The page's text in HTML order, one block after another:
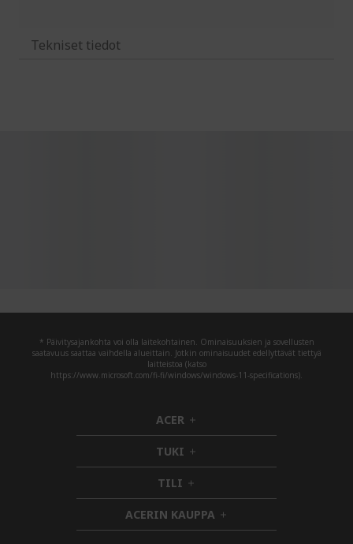
Tekniset tiedot
* Päivitysajankohta voi olla laitekohtainen. Ominaisuuksien ja sovellusten
saatavuus saattaa vaihdella alueittain. Jotkin ominaisuudet edellyttävät tiettyä
laitteistoa (katso
https://www.microsoft.com/fi-fi/windows/windows-11-specifications).
ACER h
i
d
d
e
n
TUKI h
i
d
d
e
n
TILI h
i
d
d
ACERIN KAUPPA h
i